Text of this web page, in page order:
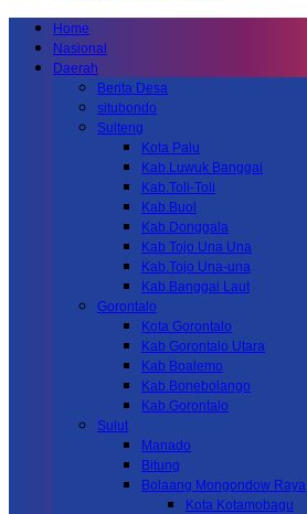
Home
Nasional
Daerah
Berita Desa
situbondo
Sulteng
Kota Palu
Kab.Luwuk Banggai
Kab.Toli-Toli
Kab.Buol
Kab.Donggala
Kab Tojo Una Una
Kab.Tojo Una-una
Kab.Banggai Laut
Gorontalo
Kota Gorontalo
Kab Gorontalo Utara
Kab Boalemo
Kab.Bonebolango
Kab.Gorontalo
Sulut
Manado
Bitung
Bolaang Mongondow Raya
Kota Kotamobagu